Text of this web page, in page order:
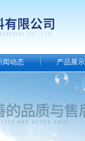
闻动态 产品展示